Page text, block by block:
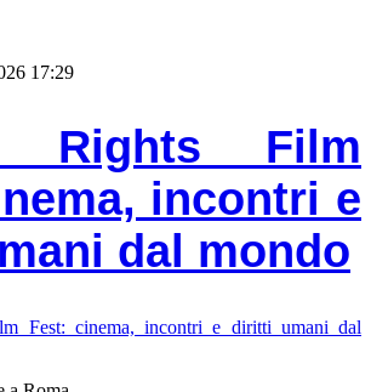
17:29
Rights Film
incontri e
dal mondo